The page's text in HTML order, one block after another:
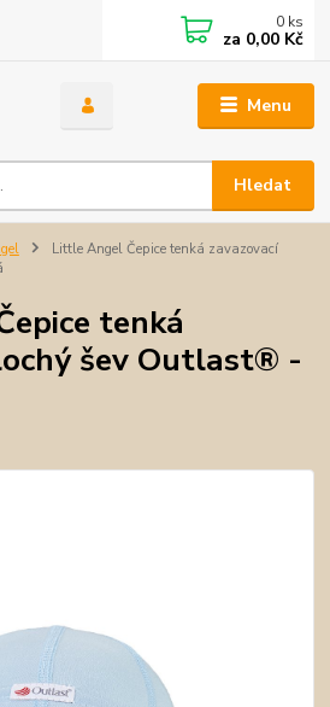
Menu
Hledat
0 ks
za 0,00 Kč
Little Angel Čepice tenká zavazovací
tenká
šev Outlast® -